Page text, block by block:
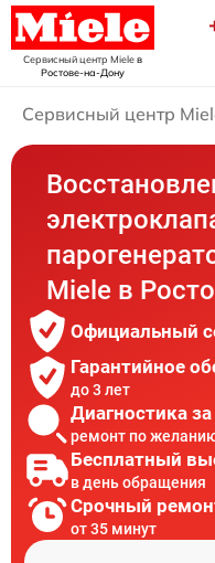
Сервисный центр Mieleв
Ростове-на-Дону
Сервисный центр
Miele в
Официальный
Гарантийное
до 3 лет
Диагностика
ремонт по
Бесплатный
в день обращения
Срочный
от 35 минут